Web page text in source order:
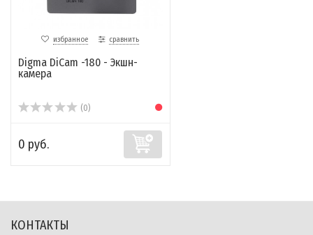
избранное сравнить
Digma DiCam -180 - Экшн-
камера
(0)
0 руб.
КОНТАКТЫ